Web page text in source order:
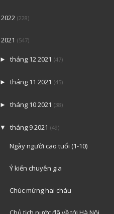
2022 (228)
2021 (547)
► tháng 12 2021 (47)
► tháng 11 2021 (45)
► tháng 10 2021 (38)
▼ tháng 9 2021 (49)
Ngày người cao tuổi (1-10)
Ý kiến chuyên gia
Chúc mừng hai cháu